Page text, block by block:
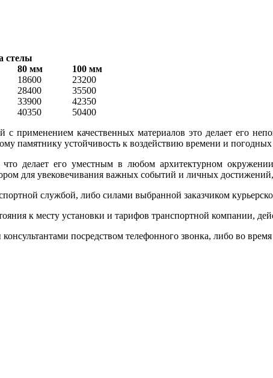
стелы
80 мм
100 мм
18600
23200
28400
35500
33900
42350
40350
50400
качественных материалов это делает его
памятнику устойчивость к воздействию времени и
делает его уместным в любом архитектурном
для увековечивания важных событий и личных достижений,
службой, либо силами выбранной заказчиком
к месту установки и тарифов транспортной компании,
посредством телефонного звонка, либо во время